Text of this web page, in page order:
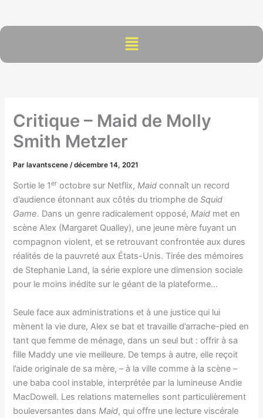
contenu
Menu
Critique – Maid de Molly
Smith Metzler
Parlavantscene /décembre 14, 2021
Sortie le 1er octobre sur Netflix,Maid connaît un record
d’audience étonnant aux côtés du triomphe deSquid
Game. Dans un genre radicalement opposé,Maid met en
scène Alex (Margaret Qualley), une jeune mère fuyant un
compagnon violent, et se retrouvant confrontée aux dures
réalités de la pauvreté aux États-Unis. Tirée des mémoires
de Stephanie Land, la série explore une dimension sociale
pour le moins inédite sur le géant de la plateforme…
Seule face aux administrations et à une justice qui lui
mènent la vie dure, Alex se bat et travaille d’arrache-pied en
tant que femme de ménage, dans un seul but : offrir à sa
fille Maddy une vie meilleure. De temps à autre, elle reçoit
l’aide originale de sa mère, – à la ville comme à la scène –
une baba cool instable, interprétée par la lumineuse Andie
MacDowell. Les relations maternelles sont particulièrement
bouleversantes dans Maid, qui offre une lecture viscérale